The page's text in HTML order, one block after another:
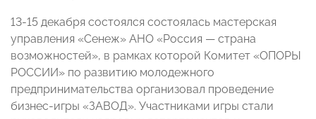
13-15 декабря состоялся состоялась мастерская
управления «Сенеж» АНО «Россия — страна
возможностей», в рамках которой Комитет «ОПОРЫ
РОССИИ» по развитию молодежного
предпринимательства организовал проведение
бизнес-игры «ЗАВОД». Участниками игры стали